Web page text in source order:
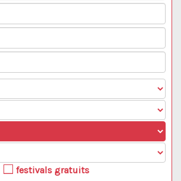
festivals gratuits